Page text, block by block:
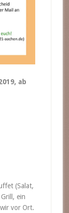
ab
(Salat,
ein
vor Ort.